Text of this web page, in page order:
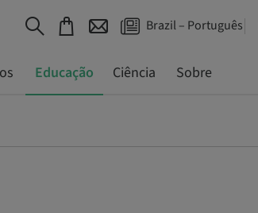
Brazil – Português
Educação Ciência Sobre